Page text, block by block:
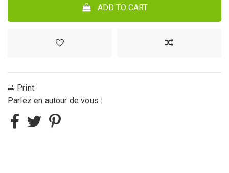
ADD TO CART
Print
Parlez en autour de vous :